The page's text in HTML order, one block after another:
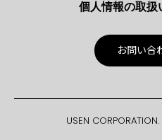
個人情報の取扱
お問い合
USEN